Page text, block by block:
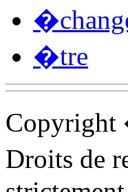
�tre
Droits de